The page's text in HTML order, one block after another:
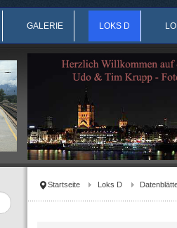
GALERIE LOKS D
Startseite Loks D